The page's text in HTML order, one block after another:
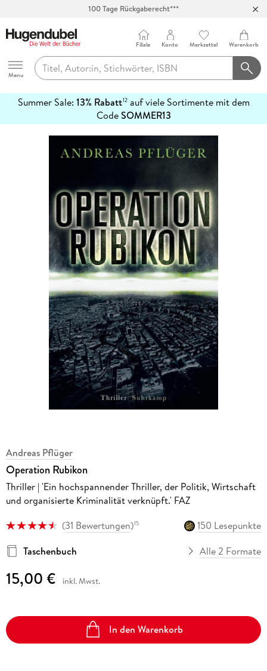
100 Tage Rückgaberecht***
Hugendubel
Menu
Filiale Konto Merkzettel Warenkorb
Summer Sale: 13% Rabatt12auf viele Sortimente mit dem
CodeSOMMER13
erfahren
Andreas Pflüger
Operation Rubikon
Thriller | 'Ein hochspannender Thriller, der Politik, Wirtschaft
und organisierte Kriminalität verknüpft.' FAZ
(31 Bewertungen)15
150 Lesepunkte
Taschenbuch
Alle 2 Formate
15,00 € inkl. Mwst.
In den Warenkorb